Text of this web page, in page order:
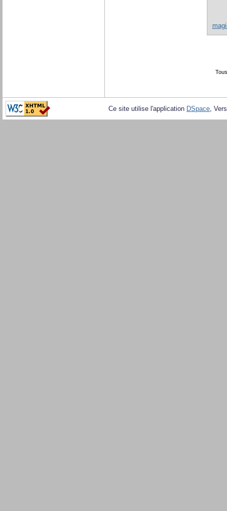
Ce site utilise l'application DSpace,